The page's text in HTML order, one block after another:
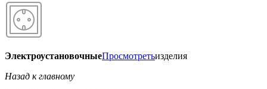
ЭлектроустановочныеПросмотретьизделия
Назад к главному